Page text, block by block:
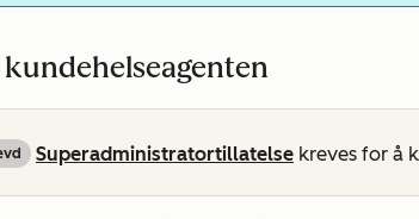
Superadministratortillatelse kreves for å